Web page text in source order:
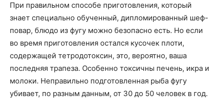
При правильном способе приготовления, который
знает специально обученный, дипломированный шеф-
повар, блюдо из фугу можно безопасно есть. Но если
во время приготовления остался кусочек плоти,
содержащей тетродотоксин, это, вероятно, ваша
последняя трапеза. Особенно токсичны печень, икра и
молоки. Неправильно подготовленная рыба фугу
убивает, по разным данным, от 30 до 50 человек в год.